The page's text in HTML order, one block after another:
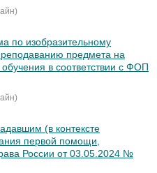
по изобразительному
предмета на
в соответствии с ФОП
(в контексте
первой помощи,
России от 03.05.2024 №